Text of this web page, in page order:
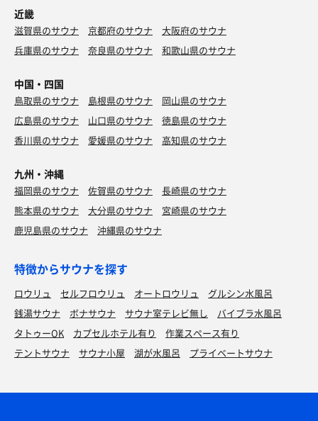
近畿
滋賀県のサウナ 京都府のサウナ
大阪府のサウナ
兵庫県のサウナ
奈良県のサウナ 和歌山県のサウナ
中国・四国
鳥取県のサウナ 島根県のサウナ
岡山県のサウナ
広島県のサウナ
山口県のサウナ
徳島県のサウナ
香川県のサウナ
愛媛県のサウナ 高知県のサウナ
九州・沖縄
福岡県のサウナ 佐賀県のサウナ
長崎県のサウナ
熊本県のサウナ
大分県のサウナ
宮崎県のサウナ
鹿児島県のサウナ
沖縄県のサウナ
特徴からサウナを探す
ロウリュ セルフロウリュ オートロウリュ
グルシン水風呂
銭湯サウナ
ボナサウナ サウナ室テレビ無し
バイブラ水風呂
タトゥーOK
カプセルホテル有り
作業スペース有り
テントサウナ
サウナ小屋 湖が水風呂 プライベートサウナ